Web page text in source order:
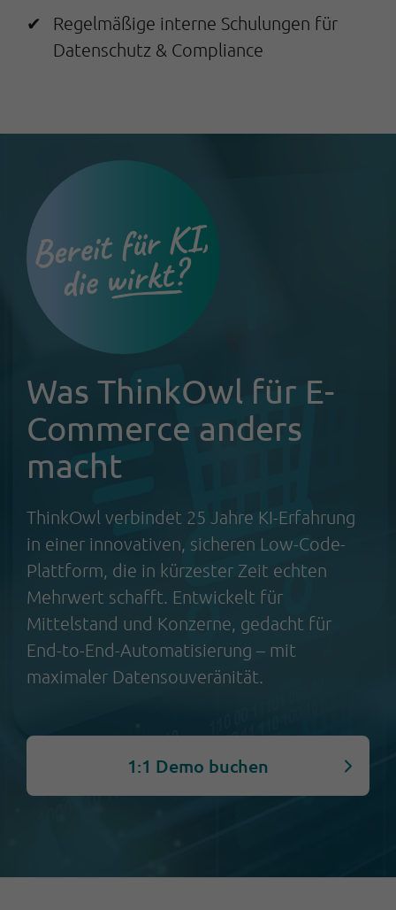
Regelmäßige interne Schulungen für
Datenschutz & Compliance
Was ThinkOwl für E-
Commerce anders
macht
ThinkOwl verbindet 25 Jahre KI-Erfahrung
in einer innovativen, sicheren Low-Code-
Plattform, die in kürzester Zeit echten
Mehrwert schafft. Entwickelt für
Mittelstand und Konzerne, gedacht für
End-to-End-Automatisierung – mit
maximaler Datensouveränität.
1:1 Demo buchen